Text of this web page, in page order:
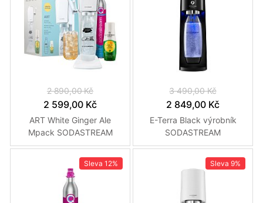
2 890,00 Kč
2 599,00 Kč
ART White Ginger Ale
Mpack SODASTREAM
3 490,00 Kč
2 849,00 Kč
E-Terra Black výrobník
SODASTREAM
Sleva 12% Sleva 9%